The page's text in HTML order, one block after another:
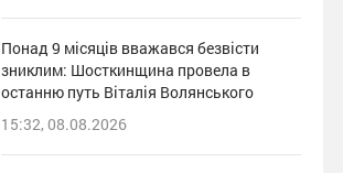
Понад 9 місяців вважався безвісти
зниклим: Шосткинщина провела в
останню путь Віталія Волянського
15:32, 08.08.2026